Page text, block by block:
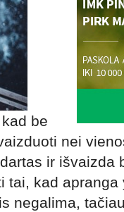
be
nei
ir išvaizda
tai, kad
negalima,